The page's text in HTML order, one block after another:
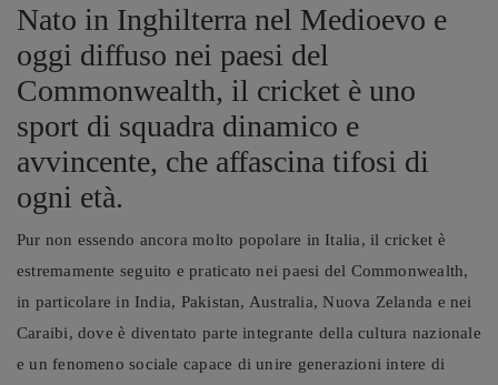
Nato in Inghilterra nel Medioevo e
oggi diffuso nei paesi del
Commonwealth, il cricket è uno
sport di squadra dinamico e
avvincente, che affascina tifosi di
ogni età.
Pur non essendo ancora molto popolare in Italia, il cricket è
estremamente seguito e praticato nei paesi del Commonwealth,
in particolare in India, Pakistan, Australia, Nuova Zelanda e nei
Caraibi, dove è diventato parte integrante della cultura nazionale
e un fenomeno sociale capace di unire generazioni intere di